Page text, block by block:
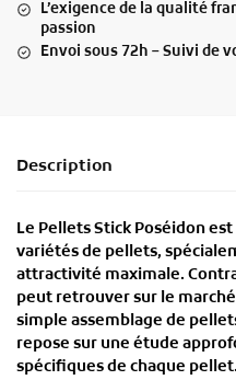
L’exigence de la qualité
passion
Envoi sous 72h – Suivi de
Description
Le Pellets Stick Poséidonest
variétés de pellets,
attractivité maximale.
peut retrouver sur le
simple assemblage de
repose sur une étude
spécifiques de chaque pellet.